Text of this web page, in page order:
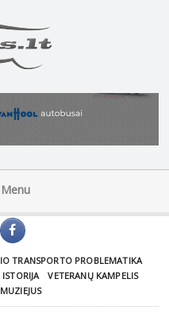
TRANSPORTO PROBLEMATIKA
ISTORIJA
VETERANŲ KAMPELIS
MUZIEJUS